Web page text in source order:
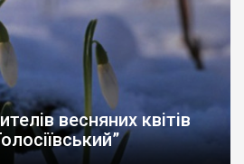
весняних квітів